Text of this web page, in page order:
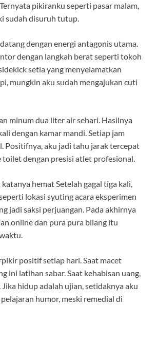
pikiranku seperti pasar malam,
sudah disuruh tutup.
dengan energi antagonis utama.
dengan langkah berat seperti tokoh
setia yang menyelamatkan
mungkin aku sudah mengajukan cuti
minum dua liter air sehari. Hasilnya
dengan kamar mandi. Setiap jam
Positifnya, aku jadi tahu jarak tercepat
toilet dengan presisi atlet profesional.
hemat Setelah gagal tiga kali,
lokasi syuting acara eksperimen
jadi saksi perjuangan. Pada akhirnya
online dan pura pura bilang itu
positif setiap hari. Saat macet
ini latihan sabar. Saat kehabisan uang,
hidup adalah ujian, setidaknya aku
humor, meski remedial di